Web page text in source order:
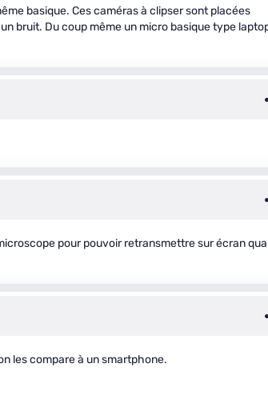
basique. Ces caméras à clipser sont placées
bruit. Du coup même un micro basique type
pour pouvoir retransmettre sur écran
les compare à un smartphone.